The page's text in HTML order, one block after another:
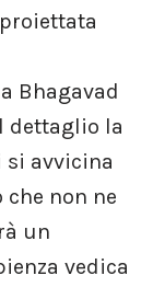
Bhagavad
dettaglio la
si avvicina
non ne
un
vedica